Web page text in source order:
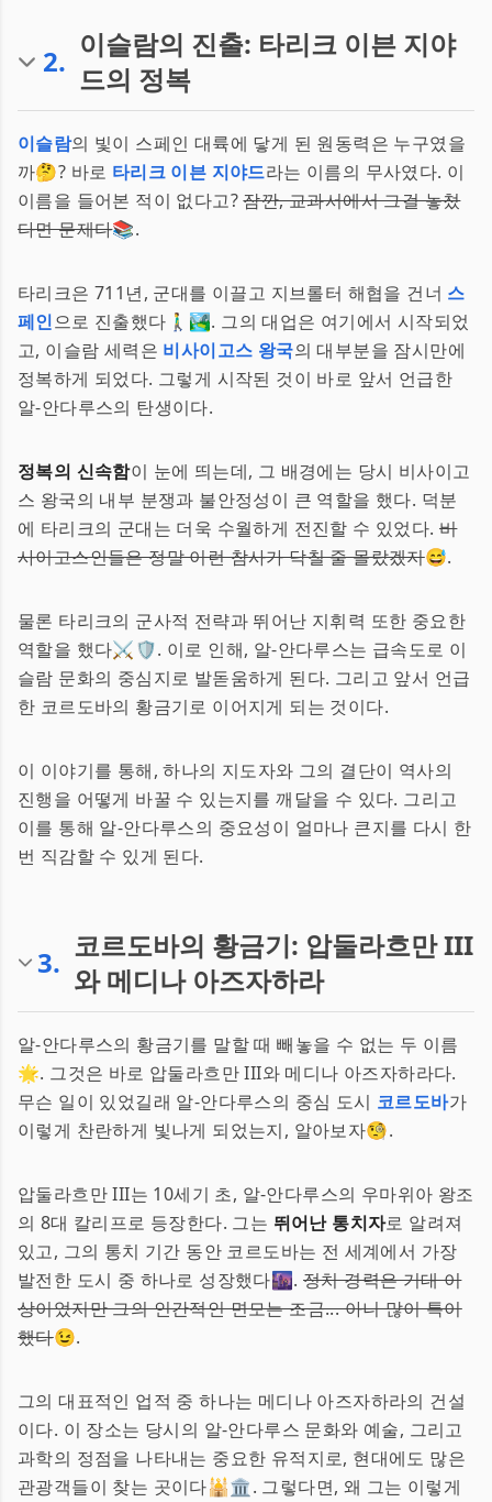
2. 이슬람의 진출: 타리크 이븐 지야
드의 정복
이슬람의 빛이 스페인 대륙에 닿게 된 원동력은 누구였을
까🤔? 바로 타리크 이븐 지야드라는 이름의 무사였다. 이
이름을 들어본 적이 없다고?잠깐, 교과서에서 그걸 놓쳤
다면 문제다📚.
타리크은 711년, 군대를 이끌고 지브롤터 해협을 건너 스
페인으로 진출했다🚶‍♂️🏞️. 그의 대업은 여기에서 시작되었
고, 이슬람 세력은 비사이고스 왕국의 대부분을 잠시만에
정복하게 되었다. 그렇게 시작된 것이 바로 앞서 언급한
알-안다루스의 탄생이다.
정복의 신속함이 눈에 띄는데, 그 배경에는 당시 비사이고
스 왕국의 내부 분쟁과 불안정성이 큰 역할을 했다. 덕분
에 타리크의 군대는 더욱 수월하게 전진할 수 있었다. 비
사이고스인들은 정말 이런 참사가 닥칠 줄 몰랐겠지😅.
물론 타리크의 군사적 전략과 뛰어난 지휘력 또한 중요한
역할을 했다⚔️🛡️. 이로 인해, 알-안다루스는 급속도로 이
슬람 문화의 중심지로 발돋움하게 된다. 그리고 앞서 언급
한 코르도바의 황금기로 이어지게 되는 것이다.
이 이야기를 통해, 하나의 지도자와 그의 결단이 역사의
진행을 어떻게 바꿀 수 있는지를 깨달을 수 있다. 그리고
이를 통해 알-안다루스의 중요성이 얼마나 큰지를 다시 한
번 직감할 수 있게 된다.
3. 코르도바의 황금기: 압둘라흐만 III
와 메디나 아즈자하라
알-안다루스의 황금기를 말할 때 빼놓을 수 없는 두 이름
🌟. 그것은 바로 압둘라흐만 III와 메디나 아즈자하라다.
무슨 일이 있었길래 알-안다루스의 중심 도시 코르도바가
이렇게 찬란하게 빛나게 되었는지, 알아보자🧐.
압둘라흐만 III는 10세기 초, 알-안다루스의 우마위아 왕조
의 8대 칼리프로 등장한다. 그는 뛰어난 통치자로 알려져
있고, 그의 통치 기간 동안 코르도바는 전 세계에서 가장
발전한 도시 중 하나로 성장했다🌆. 정치 경력은 기대 이
상이었지만 그의 인간적인 면모는 조금... 아니 많이 특이
했다😉.
그의 대표적인 업적 중 하나는 메디나 아즈자하라의 건설
이다. 이 장소는 당시의 알-안다루스 문화와 예술, 그리고
과학의 정점을 나타내는 중요한 유적지로, 현대에도 많은
관광객들이 찾는 곳이다🕌🏛️. 그렇다면, 왜 그는 이렇게